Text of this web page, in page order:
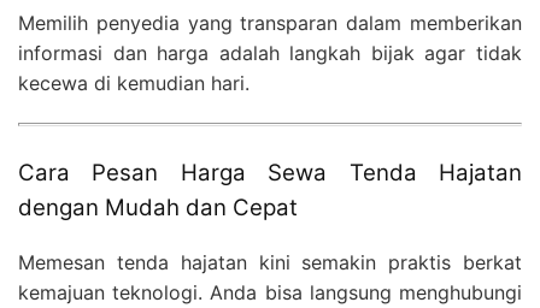
Memilih penyedia yang transparan dalam memberikan
informasi dan harga adalah langkah bijak agar tidak
kecewa di kemudian hari.
Cara Pesan Harga Sewa Tenda Hajatan
dengan Mudah dan Cepat
Memesan tenda hajatan kini semakin praktis berkat
kemajuan teknologi. Anda bisa langsung menghubungi